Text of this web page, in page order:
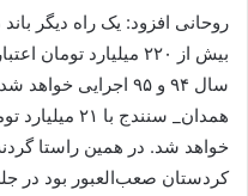
روحانی افزود: یک راه دیگر
بیش از ۲۲۰ میلیارد
سال ۹۴ و ۹۵ اجرایی
همدان_ سنندج
خواهد شد. در همین راستا
کردستان صعب‌العبور بود در